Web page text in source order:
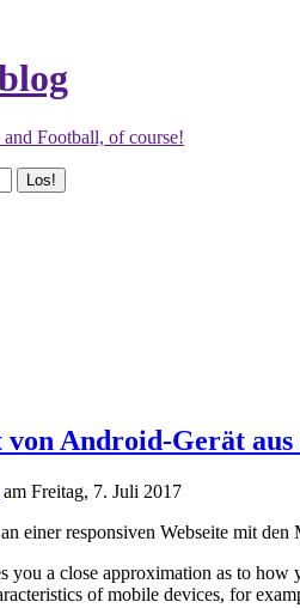
Football, of course!
Android-Gerät
am Freitag, 7. Juli 2017
einer responsiven Webseite mit den
you a close approximation as to
of mobile devices, for